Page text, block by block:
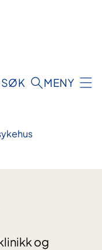
SØK MENY
og